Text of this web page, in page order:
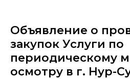
Объявление о
закупок Услуги по
периодическому
осмотру в г. Нур-